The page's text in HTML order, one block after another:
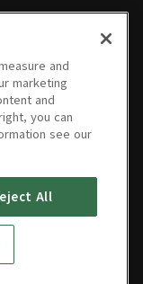
뱅크가 참여해야만 하
른 시간대에 치러지
하는데...
and
marketing
and
you can
see our
All